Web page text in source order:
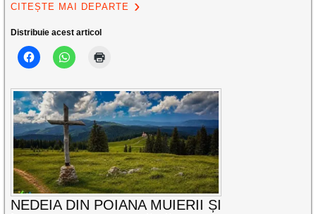
CITEȘTE MAI DEPARTE
Distribuie acest articol
NEDEIA DIN POIANA MUIERII ȘI